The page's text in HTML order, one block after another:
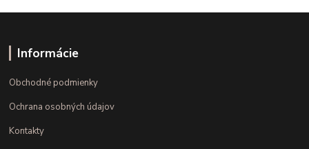
Informácie
Obchodné podmienky
Ochrana osobných údajov
Kontakty